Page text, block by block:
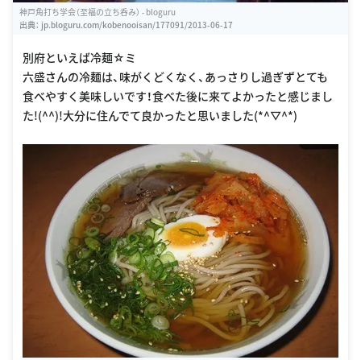
神戸角打ち学会（至福の立ち呑み） - bloguru
出典： jp.bloguru.com/kobenooisan/177091/2013-06-17
別府といえば冷麺☆ミ
六盛さんの冷麺は、味がくどくなく、あっさりし過ぎずとても
食べやすく美味しいです！食べた後に来てよかったと感じまし
た!(^^)!大分に住んでて良かったと思いました(*^▽^*)